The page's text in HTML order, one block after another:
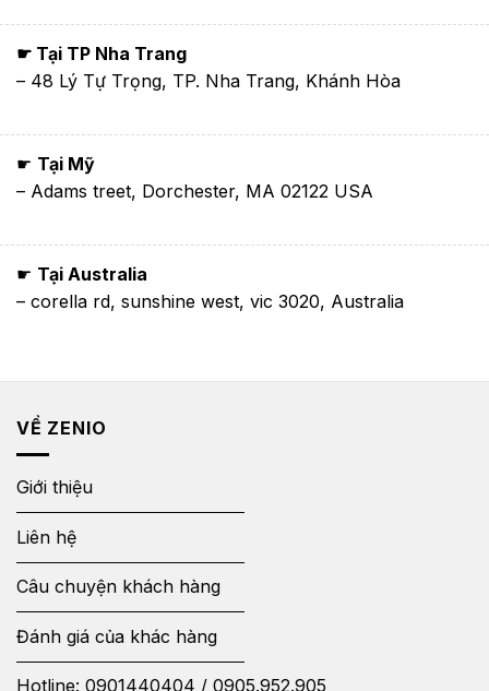
☛ Tại TP Nha Trang
– 48 Lý Tự Trọng, TP. Nha Trang, Khánh Hòa
☛ Tại Mỹ
– Adams treet, Dorchester, MA 02122 USA
☛ Tại Australia
– corella rd, sunshine west, vic 3020, Australia
VỀ ZENIO
Giới thiệu
Liên hệ
Câu chuyện khách hàng
Đánh giá của khác hàng
Hotline: 0901440404 / 0905.952.905